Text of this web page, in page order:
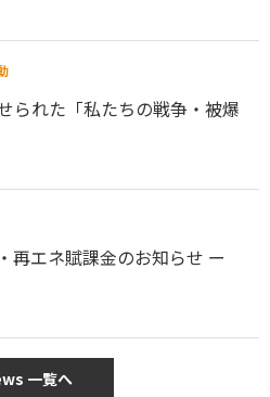
られた「私たちの戦争・被爆
再エネ賦課金のお知らせ ー
一覧へ